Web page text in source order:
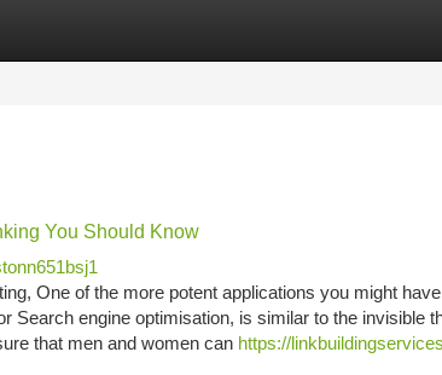
You Should Know
One of the more potent applications you might
Search engine optimisation, is similar to the invisible
that men and women can https://